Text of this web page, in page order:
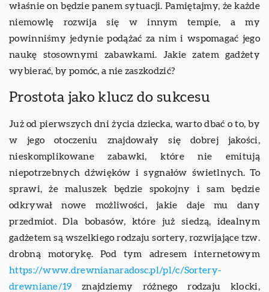
właśnie on będzie panem sytuacji. Pamiętajmy, że każde
niemowlę rozwija się w innym tempie, a my
powinniśmy jedynie podążać za nim i wspomagać jego
naukę stosownymi zabawkami. Jakie zatem gadżety
wybierać, by pomóc, a nie zaszkodzić?
Prostota jako klucz do sukcesu
Już od pierwszych dni życia dziecka, warto dbać o to, by
w jego otoczeniu znajdowały się dobrej jakości,
nieskomplikowane zabawki, które nie emitują
niepotrzebnych dźwięków i sygnałów świetlnych. To
sprawi, że maluszek będzie spokojny i sam będzie
odkrywał nowe możliwości, jakie daje mu dany
przedmiot. Dla bobasów, które już siedzą, idealnym
gadżetem są wszelkiego rodzaju sortery, rozwijające tzw.
drobną motorykę. Pod tym adresem internetowym
https://www.drewnianaradosc.pl/pl/c/Sortery-
drewniane/19 znajdziemy różnego rodzaju klocki,